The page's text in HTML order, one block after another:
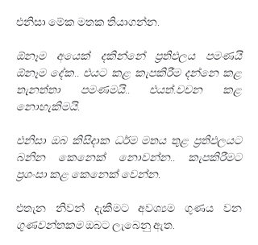
එනිසා මේක මතක තියාගන්න.
ඕනෑම අයෙක් දකින්නේ ප්‍රතිඵලය පමණයි
ඕනෑම දේක.. එයට කළ කැපකිරීම දන්නෙ කළ
තැනත්තා පමණමයි.. එයත්.වචන කළ
නොහැකිමයි.
එනිසා ඔබ කිසිදාක ධර්ම මතය තුළ ප්‍රතිඵලයට
බනින කෙනෙක් නොවන්න.. කැපකිරීමට
ප්‍රශංසා කළ කෙනෙක් වෙන්න.
ගුණවන්තකම ඔබට ලැබෙනු ඇත.